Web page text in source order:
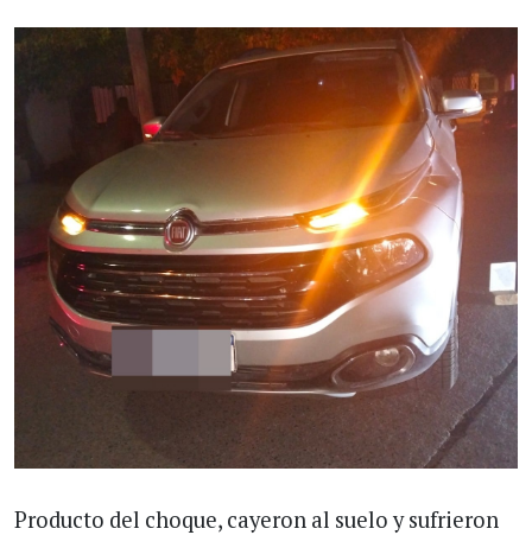
Producto del choque, cayeron al suelo y sufrieron